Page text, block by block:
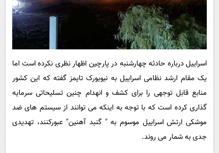
اسراییل درباره حادثه چهارشنبه در پارچین اظهار نظری نکرده است اما
یک مقام ارشد نظامی اسراییل به نیویورک تایمز گفته که این کشور
منابع قابل توجهی را برای کشف و انهدام چنین تسلیحاتی سرمایه
گذاری کرده است که با توجه به اینکه می توانند از سیستم های ضد
موشکی ارتش اسراییل موسوم به " گنبد آهنین" عبورکنند، تهدیدی
جدی به شمار می روند.